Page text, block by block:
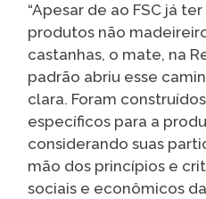
“Apesar de ao FSC já
produtos não
castanhas, o mate, na
padrão abriu esse
clara. Foram
específicos para a
considerando suas
mão dos princípios e
sociais e econômicos da